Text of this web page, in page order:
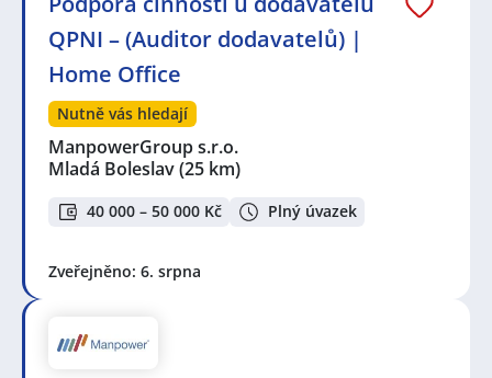
QPNI – (Auditor dodavatelů) |
Home Office
Nutně vás hledají
ManpowerGroup s.r.o.
Mladá Boleslav(25 km)
40 000 – 50 000 Kč Plný úvazek
Zveřejněno: 6. srpna